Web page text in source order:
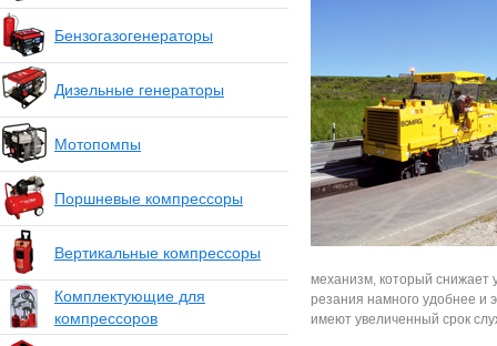
Бензогазогенераторы
Дизельные генераторы
Мотопомпы
Поршневые компрессоры
Вертикальные компрессоры
Комплектующие для
компрессоров
механизм, который снижает
резания намного удобнее и
имеют увеличенный срок